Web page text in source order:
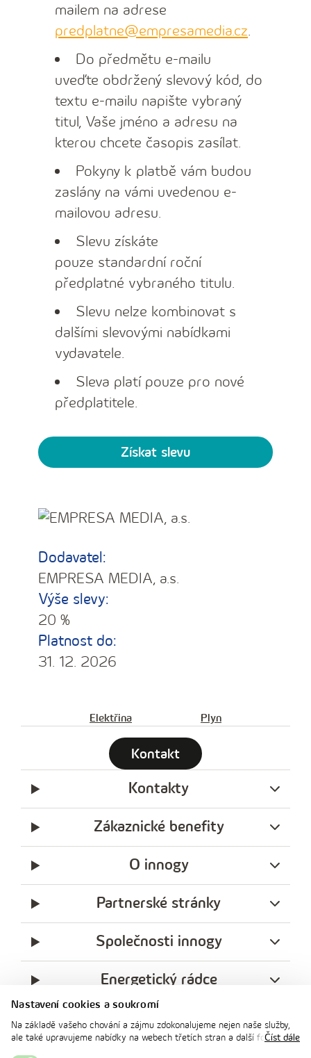
Nastavení cookies a soukromí
Na základě vašeho chování a zájmu zdokonalujeme nejen naše služby,
ale také upravujeme nabídky na webech třetích stran a další formyČíst dále
mailem na adrese
predplatne@empresamedia.cz.
Do předmětu e-mailu
uveďte obdržený slevový kód, do
textu e-mailu napište vybraný
titul, Vaše jméno a adresu na
kterou chcete časopis zasílat.
Pokyny k platbě vám budou
zaslány na vámi uvedenou e-
mailovou adresu.
Slevu získáte
pouze standardní roční
předplatné vybraného titulu.
Slevu nelze kombinovat s
dalšími slevovými nabídkami
vydavatele.
Sleva platí pouze pro nové
předplatitele.
Získat slevu
Dodavatel:
EMPRESA MEDIA, a.s.
Výše slevy:
20 %
Platnost do:
31. 12. 2026
Elektřina Plyn
Kontakt
Kontakty
Zákaznické benefity
O innogy
Partnerské stránky
Společnosti innogy
Energetický rádce
Legislativa